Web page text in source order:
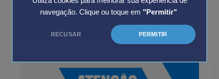
navegação. Clique ou toque em "Permitir"
RECUSAR PERMITIR